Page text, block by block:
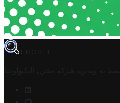
TROVIT
به وتديره شركة مخزن التكنولوجيا